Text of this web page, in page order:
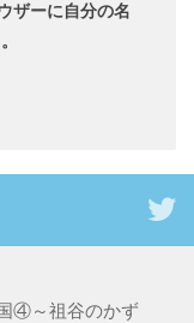
ザーに自分の名
④～祖谷のかず